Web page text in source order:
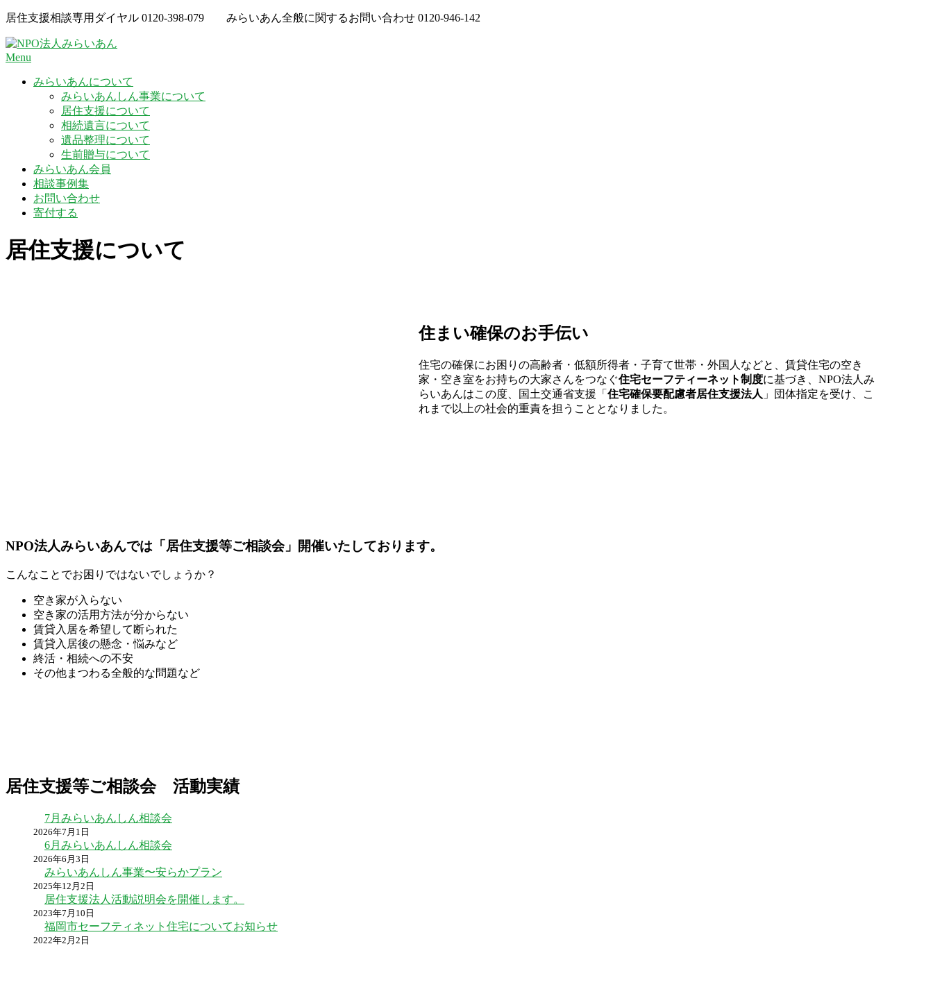
Skip
content
居住支援相談専用ダイヤル 0120-398-079 みらいあん全般に関するお問い合わせ 0120-946-142
Menu
みらいあんについて
みらいあんしん事業について
居住支援について
相続遺言について
遺品整理について
生前贈与について
みらいあん会員
相談事例集
お問い合わせ
寄付する
居住支援について
住まい確保のお手伝い
住宅の確保にお困りの高齢者・低額所得者・子育て世帯・外国人などと、賃貸住宅の空き
家・空き室をお持ちの大家さんをつなぐ住宅セーフティーネット制度に基づき、NPO法人み
らいあんはこの度、国土交通省支援「 住宅確保要配慮者居住支援法人 」団体指定を受け、こ
れまで以上の社会的重責を担うこととなりました。
NPO法人みらいあんでは「居住支援等ご相談会」開催いたしております。
こんなことでお困りではないでしょうか？
空き家が入らない
空き家の活用方法が分からない
賃貸入居を希望して断られた
賃貸入居後の懸念・悩みなど
終活・相続への不安
その他まつわる全般的な問題など
居住支援等ご相談会 活動実績
7月みらいあんしん相談会
2026年7月1日
6月みらいあんしん相談会
2026年6月3日
みらいあんしん事業〜安らかプラン
2025年12月2日
居住支援法人活動説明会を開催します。
2023年7月10日
福岡市セーフティネット住宅についてお知らせ
2022年2月2日